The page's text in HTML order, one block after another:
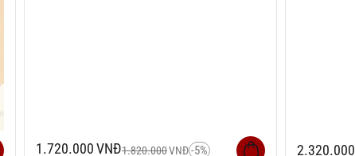
1.720.000VNĐ1.820.000VNĐ-5% 2.320.000